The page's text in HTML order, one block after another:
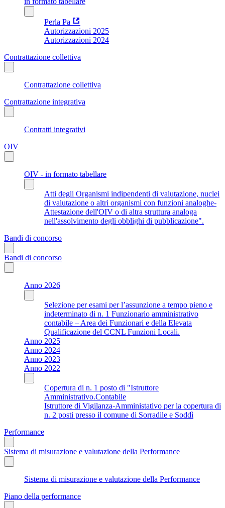
Perla Pa
Autorizzazioni 2025
Autorizzazioni 2024
Contrattazione collettiva
Contrattazione collettiva
Contrattazione integrativa
Contratti integrativi
OIV
OIV - in formato tabellare
Atti degli Organismi indipendenti di valutazione, nuclei
di valutazione o altri organismi con funzioni analoghe-
Attestazione dell'OIV o di altra struttura analoga
nell'assolvimento degli obblighi di pubblicazione".
Bandi di concorso
Bandi di concorso
Anno 2026
Selezione per esami per l’assunzione a tempo pieno e
indeterminato di n. 1 Funzionario amministrativo
contabile – Area dei Funzionari e della Elevata
Qualificazione del CCNL Funzioni Locali.
Anno 2025
Anno 2024
Anno 2023
Anno 2022
Copertura di n. 1 posto di "Istruttore
Amministrativo.Contabile
Istruttore di Vigilanza-Amministativo per la copertura di
n. 2 posti presso il comune di Sorradile e Soddì
Performance
Sistema di misurazione e valutazione della Performance
Sistema di misurazione e valutazione della Performance
Piano della performance